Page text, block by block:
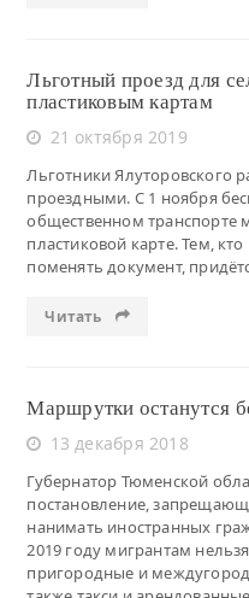
Льготный проезд для
пластиковым картам
21 октября 2019
Льготники
проездными. С 1 ноября
общественном транспорте
пластиковой карте. Тем,
поменять документ,
Читать
Маршрутки останутся
13 декабря 2018
Губернатор Тюменской
постановление,
нанимать иностранных
2019 году мигрантам
пригородные и